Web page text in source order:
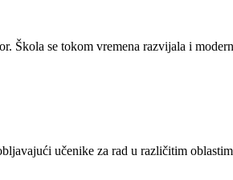
Škola se tokom vremena razvijala i
učenike za rad u različitim